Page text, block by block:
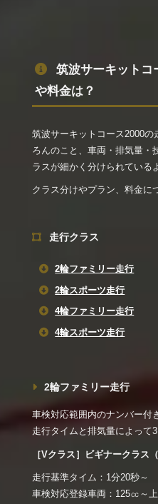
筑波サーキットコ
や料金は？
筑波サーキットコース2000
ろんのこと、車両・排気量・
ラスが細かく分けられている
クラス分けやプラン、料金に
走行クラス
2輪ファミリー走行
2輪スポーツ走行
4輪ファミリー走行
4輪スポーツ走行
2輪ファミリー走行
車検対応範囲内のナンバー付
走行タイムと排気量によって
［Vクラス］ビギナークラス
走行基準タイム：1分20秒～
車検対応登録車両：125㏄～